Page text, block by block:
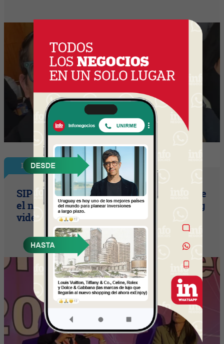
InfoNegocios Miami
SIP Connect 2026 (parte III): ¿cómo nace
el nuevo estándar de producción? (Long
video + Tik Tok + multi cross + eventos)